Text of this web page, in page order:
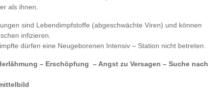
als ihnen.
sind Lebendimpfstoffe (abgeschwächte Viren) und können
infizieren.
dürfen eine Neugeborenen Intensiv – Station nicht betreten.
– Erschöpfung – Angst zu Versagen – Suche nach